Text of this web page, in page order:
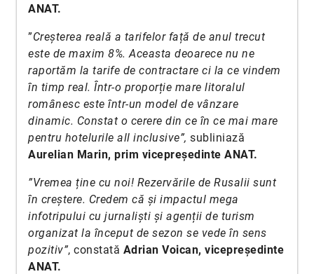
ANAT.
”Creșterea reală a tarifelor față de anul trecut
este de maxim 8%. Aceasta deoarece nu ne
raportăm la tarife de contractare ci la ce vindem
în timp real. Într-o proporție mare litoralul
românesc este într-un model de vânzare
dinamic. Constat o cerere din ce în ce mai mare
pentru hotelurile all inclusive”, subliniază
Aurelian Marin, prim vicepreședinte ANAT.
”Vremea ține cu noi! Rezervările de Rusalii sunt
în creștere. Credem că și impactul mega
infotripului cu jurnaliști și agenții de turism
organizat la început de sezon se vede în sens
pozitiv”, constată Adrian Voican, vicepreședinte
ANAT.